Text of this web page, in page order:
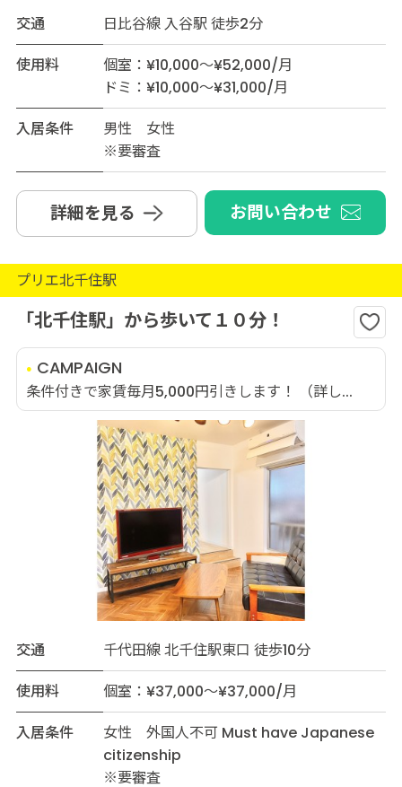
交通
日比谷線 入谷駅 徒歩2分
使用料
個室：¥10,000～¥52,000/月
ドミ：¥10,000～¥31,000/月
入居条件
男性 女性
※要審査
詳細を見る お問い合わせ
プリエ北千住駅
「北千住駅」から歩いて１０分！
CAMPAIGN
条件付きで家賃毎月5,000円引きします！ （詳し...
交通
千代田線 北千住駅東口 徒歩10分
使用料
個室：¥37,000～¥37,000/月
入居条件
女性 外国人不可 Must have Japanese
citizenship
※要審査